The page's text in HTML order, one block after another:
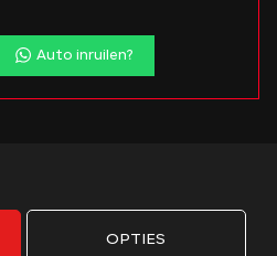
Auto inruilen?
OPTIES